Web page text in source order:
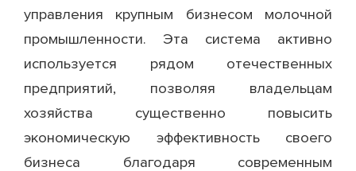
управления крупным бизнесом молочной
промышленности. Эта система активно
используется рядом отечественных
предприятий, позволяя владельцам
хозяйства существенно повысить
экономическую эффективность своего
бизнеса благодаря современным